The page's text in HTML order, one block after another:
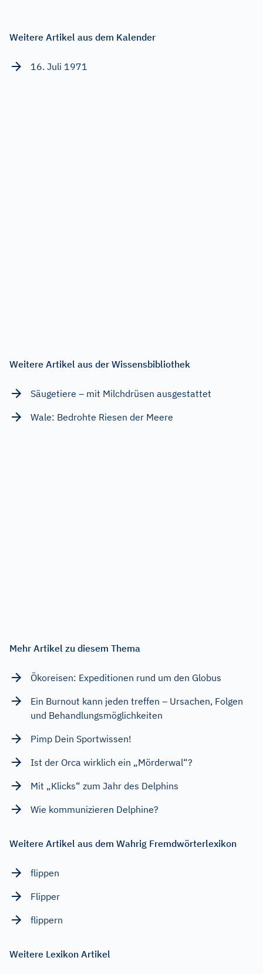
Weitere Artikel aus dem Kalender
16. Juli 1971
Weitere Artikel aus der Wissensbibliothek
Säugetiere – mit Milchdrüsen ausgestattet
Wale: Bedrohte Riesen der Meere
Mehr Artikel zu diesem Thema
Ökoreisen: Expeditionen rund um den Globus
Ein Burnout kann jeden treffen – Ursachen, Folgen
und Behandlungsmöglichkeiten
Pimp Dein Sportwissen!
Ist der Orca wirklich ein „Mörderwal“?
Mit „Klicks“ zum Jahr des Delphins
Wie kommunizieren Delphine?
Weitere Artikel aus dem Wahrig Fremdwörterlexikon
flippen
Flipper
flippern
Weitere Lexikon Artikel